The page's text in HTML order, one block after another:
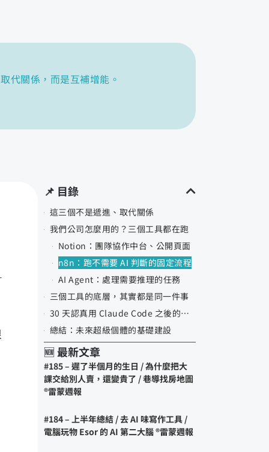
代關係，而是互補增能。
📌 目錄
這三個不是遞進、取代關係
我們公司怎麼用的？三個工具都在跑
Notion：團隊協作中台、公開頁面
n8n：跑不需要 AI 判斷的固定流程
AI Agent：處理需要推理的任務
三個工具的底層，其實都是同一件事
30 天認真用 Claude Code 之後的心得
總結：未來超級個體的基礎建設
🆕 最新文章
#185 – 遲了半個月的生日 / 為什麼把大
課交給別人賣，還變貴了 / 巷導找房地圖
®️雷蒙週報
#184 – 上半年總結 / 去 AI 味寫作工具 /
電腦玩物 Esor 的 AI 第二大腦 ®️雷蒙週報